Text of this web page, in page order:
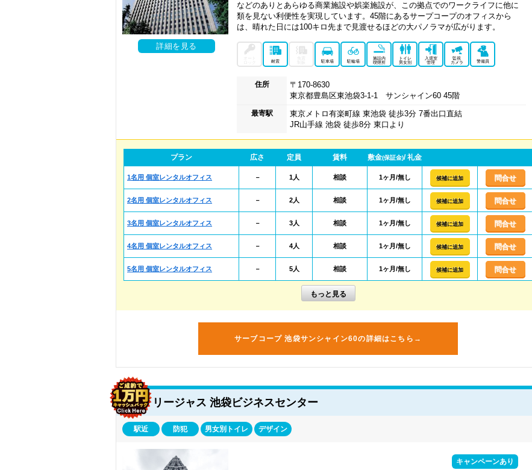
詳細を見る
などのありとあらゆる商業施設や娯楽施設が、この拠点でのワークライフに他に
類を見ない利便性を実現しています。45階にあるサープコープのオフィスから
は、晴れた日には100キロ先まで見渡せるほどの大パノラマが広がります。
耐震 駐車場 駐輪場
施設内
喫煙所
トイレ
男女別
入退室
管理
監視
カメラ
警備員
住所
〒170-8630
東京都豊島区東池袋3-1-1 サンシャイン60 45階
最寄駅
東京メトロ有楽町線 東池袋 徒歩3分 7番出口直結
JR山手線 池袋 徒歩8分 東口より
プラン 広さ 定員 賃料 敷金(保証金)/ 礼金
1名用 個室レンタルオフィス － 1人 相談 1ヶ月/無し 候補に追加 問合せ
2名用 個室レンタルオフィス － 2人 相談 1ヶ月/無し 候補に追加 問合せ
3名用 個室レンタルオフィス － 3人 相談 1ヶ月/無し 候補に追加 問合せ
4名用 個室レンタルオフィス － 4人 相談 1ヶ月/無し 候補に追加 問合せ
5名用 個室レンタルオフィス － 5人 相談 1ヶ月/無し 候補に追加 問合せ
サーブコープ 池袋サンシャイン60の詳細はこちら→
リージャス 池袋ビジネスセンター
駅近 防犯 男女別トイレ デザイン
キャンペーンあり